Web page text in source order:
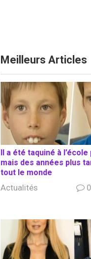
Meilleurs Articles
Il a été taquiné à
mais des années plus
tout le monde
Actualités 0